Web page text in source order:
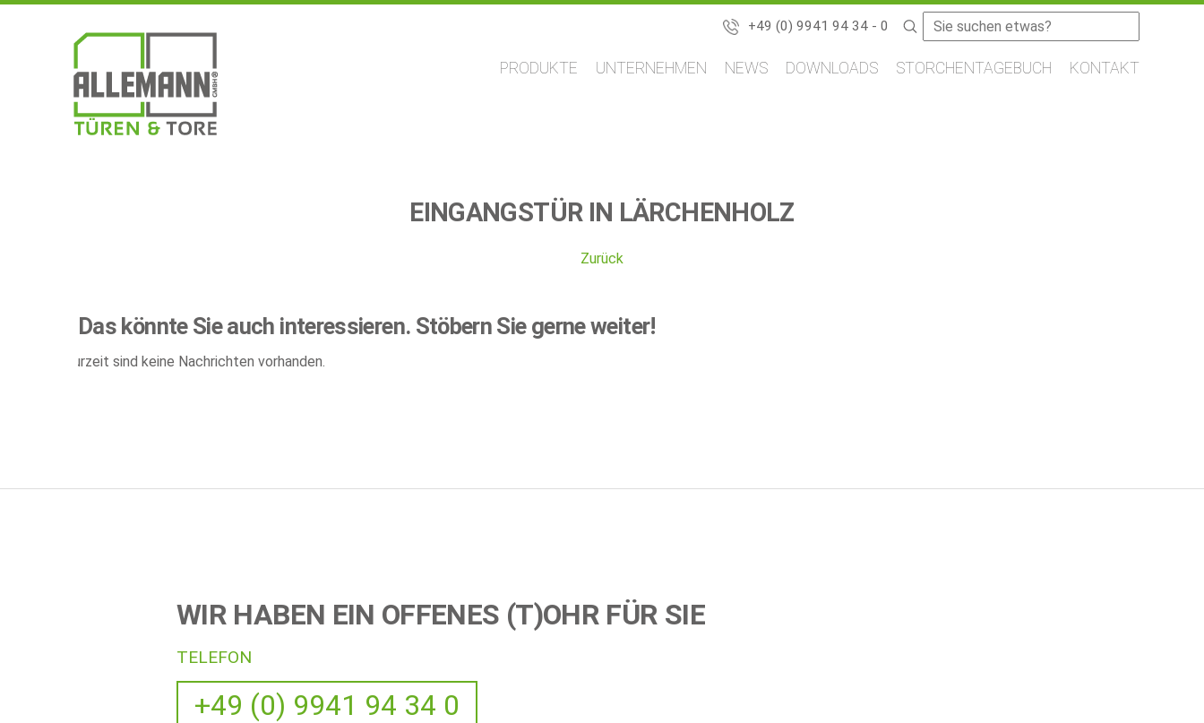
+49 (0) 9941 94 34 - 0 Suchbegriffe
Navigation
überspringen
PRODUKTE UNTERNEHMEN NEWS DOWNLOADS STORCHENTAGEBUCH KONTAKT
EINGANGSTÜR IN LÄRCHENHOLZ
Zurück
Das könnte Sie auch interessieren. Stöbern Sie gerne weiter!
Zurzeit sind keine Nachrichten vorhanden.
WIR HABEN EIN OFFENES (T)OHR FÜR SIE
TELEFON
+49 (0) 9941 94 34 0